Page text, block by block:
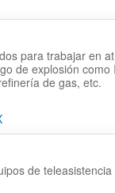
para trabajar en
de explosión como
de gas, etc.
de teleasistencia